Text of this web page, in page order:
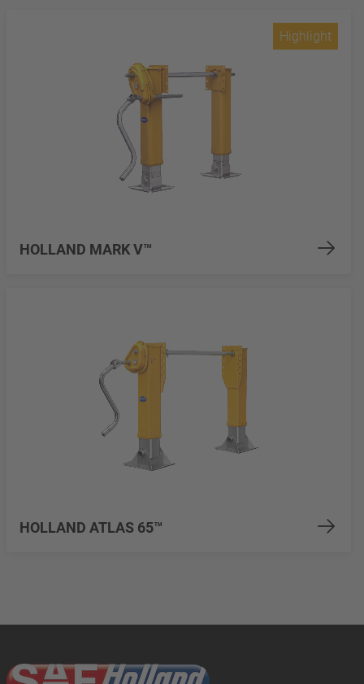
HOLLAND MARK V™
Highlight
HOLLAND ATLAS 65™